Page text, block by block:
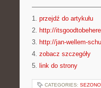
1. przejdź do artykułu
2. http://
3. http://jan-wellem-
4. zobacz szczegóły
5. link do strony
CATEGORIES: